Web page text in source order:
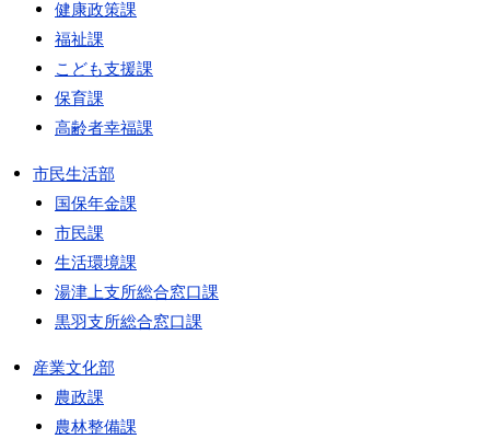
健康政策課
福祉課
こども支援課
保育課
高齢者幸福課
市民生活部
国保年金課
市民課
生活環境課
湯津上支所総合窓口課
黒羽支所総合窓口課
産業文化部
農政課
農林整備課